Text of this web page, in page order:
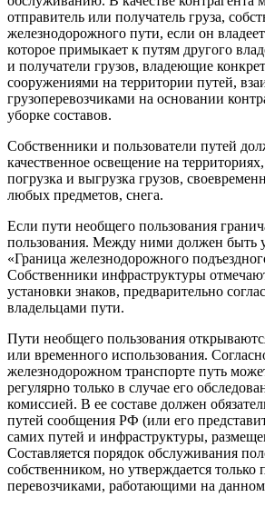
отправитель или получатель груза,
железнодорожного пути, если он
которое примыкает к путям другого
и получатели грузов, владеющие
сооружениями на территории путей,
грузоперевозчиками на основании
уборке составов.
Собственники и пользователи путей
качественное освещение на
погрузка и выгрузка грузов,
любых предметов, снега.
Если пути необщего пользования
пользования. Между ними должен быть
«Граница железнодорожного
Собственники инфраструктуры
установки знаков, предварительно
владельцами пути.
Пути необщего пользования
или временного использования.
железнодорожном транспорте путь
регулярно только в случае его
комиссией. В ее составе должен
путей сообщения РФ (или его
самих путей и инфраструктуры,
Составляется порядок обслуживания
собственником, но утверждается только
перевозчиками, работающими на данном